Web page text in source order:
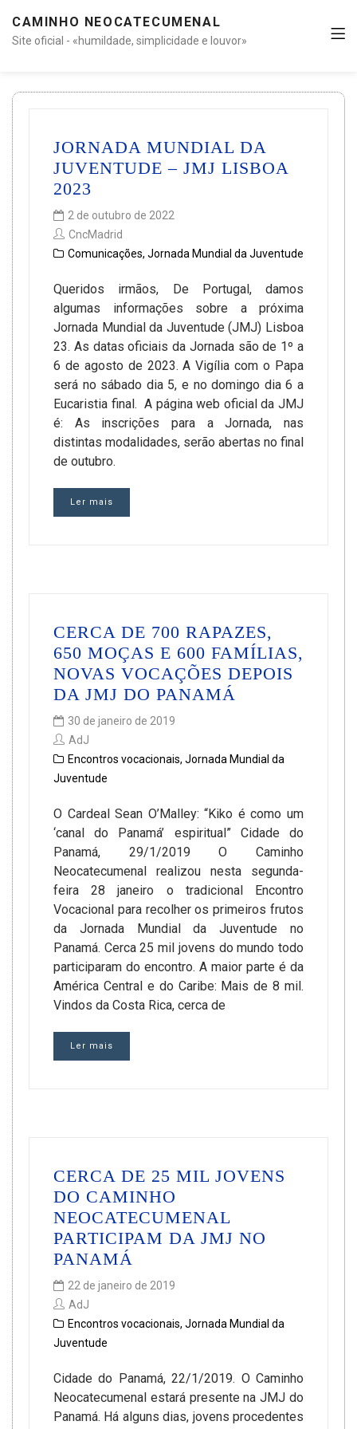
CAMINHO NEOCATECUMENAL
Site oficial - «humildade, simplicidade e louvor»
JORNADA MUNDIAL DA
JUVENTUDE – JMJ LISBOA
2023
2 de outubro de 2022
CncMadrid
Comunicações, Jornada Mundial da Juventude
Queridos irmãos, De Portugal, damos
algumas informações sobre a próxima
Jornada Mundial da Juventude (JMJ) Lisboa
23. As datas oficiais da Jornada são de 1º a
6 de agosto de 2023. A Vigília com o Papa
será no sábado dia 5, e no domingo dia 6 a
Eucaristia final. A página web oficial da JMJ
é: As inscrições para a Jornada, nas
distintas modalidades, serão abertas no final
de outubro.
Ler mais
CERCA DE 700 RAPAZES,
650 MOÇAS E 600 FAMÍLIAS,
NOVAS VOCAÇÕES DEPOIS
DA JMJ DO PANAMÁ
30 de janeiro de 2019
AdJ
Encontros vocacionais, Jornada Mundial da
Juventude
O Cardeal Sean O’Malley: “Kiko é como um
‘canal do Panamá’ espiritual” Cidade do
Panamá, 29/1/2019 O Caminho
Neocatecumenal realizou nesta segunda-
feira 28 janeiro o tradicional Encontro
Vocacional para recolher os primeiros frutos
da Jornada Mundial da Juventude no
Panamá. Cerca 25 mil jovens do mundo todo
participaram do encontro. A maior parte é da
América Central e do Caribe: Mais de 8 mil.
Vindos da Costa Rica, cerca de
Ler mais
CERCA DE 25 MIL JOVENS
DO CAMINHO
NEOCATECUMENAL
PARTICIPAM DA JMJ NO
PANAMÁ
22 de janeiro de 2019
AdJ
Encontros vocacionais, Jornada Mundial da
Juventude
Cidade do Panamá, 22/1/2019. O Caminho
Neocatecumenal estará presente na JMJ do
Panamá. Há alguns dias, jovens procedentes